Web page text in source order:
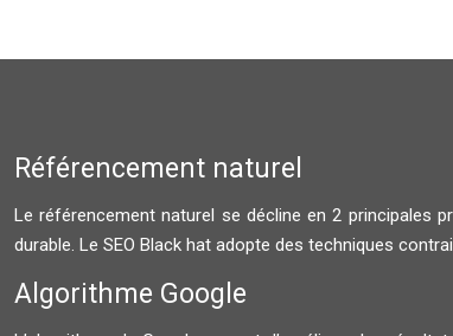
Référencement naturel
Le référencement naturel se décline en 2 principales
durable. Le SEO Black hat adopte des techniques
Algorithme Google